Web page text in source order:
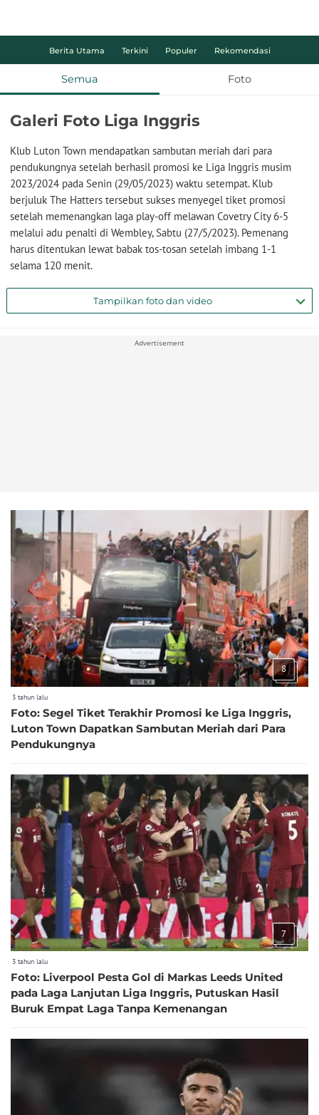
Berita Utama Terkini Populer Rekomendasi
Semua Foto
Galeri Foto Liga Inggris
Klub Luton Town mendapatkan sambutan meriah dari para
pendukungnya setelah berhasil promosi ke Liga Inggris musim
2023/2024 pada Senin (29/05/2023) waktu setempat. Klub
berjuluk The Hatters tersebut sukses menyegel tiket promosi
setelah memenangkan laga play-off melawan Covetry City 6-5
melalui adu penalti di Wembley, Sabtu (27/5/2023). Pemenang
harus ditentukan lewat babak tos-tosan setelah imbang 1-1
selama 120 menit.
Tampilkan foto dan video
Advertisement
8
3 tahun lalu
Foto: Segel Tiket Terakhir Promosi ke Liga Inggris,
Luton Town Dapatkan Sambutan Meriah dari Para
Pendukungnya
7
3 tahun lalu
Foto: Liverpool Pesta Gol di Markas Leeds United
pada Laga Lanjutan Liga Inggris, Putuskan Hasil
Buruk Empat Laga Tanpa Kemenangan